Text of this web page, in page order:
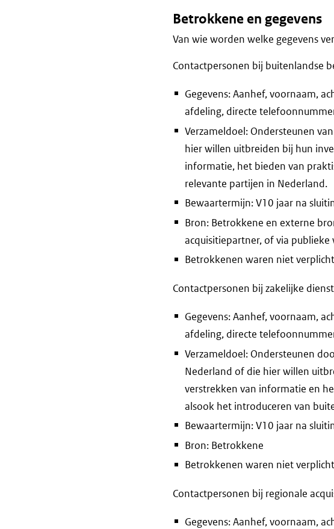
Betrokkene en gegevens
Van wie worden welke gegevens
Contactpersonen bij buitenlandse
Gegevens: Aanhef, voornaam,
afdeling, directe
Verzameldoel: Ondersteunen
hier willen uitbreiden bij hun
informatie, het bieden van
relevante partijen in Nederland.
Bewaartermijn: V10 jaar na
Bron: Betrokkene en externe
acquisitiepartner, of via
Betrokkenen waren niet
Contactpersonen bij zakelijke
Gegevens: Aanhef, voornaam,
afdeling, directe
Verzameldoel: Ondersteunen
Nederland of die hier willen
verstrekken van informatie en
alsook het introduceren van
Bewaartermijn: V10 jaar na
Bron: Betrokkene
Betrokkenen waren niet
Contactpersonen bij regionale
Gegevens: Aanhef, voornaam,